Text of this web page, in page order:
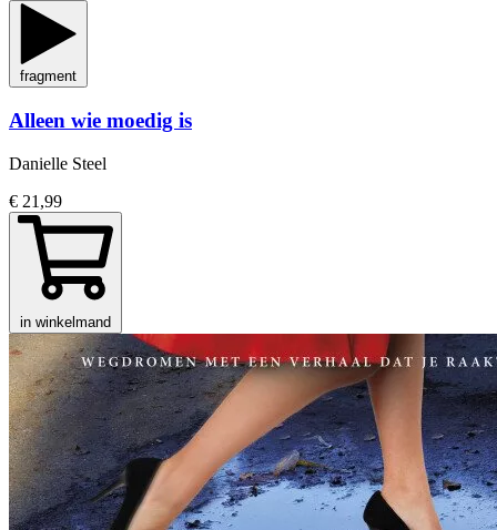
fragment
Alleen wie moedig is
Danielle Steel
€ 21,99
in winkelmand